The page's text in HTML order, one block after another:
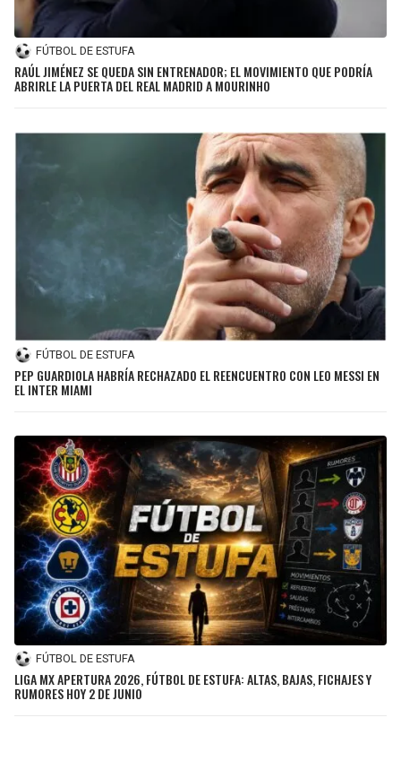
FÚTBOL DE ESTUFA
RAÚL JIMÉNEZ SE QUEDA SIN ENTRENADOR; EL MOVIMIENTO QUE PODRÍA
ABRIRLE LA PUERTA DEL REAL MADRID A MOURINHO
FÚTBOL DE ESTUFA
PEP GUARDIOLA HABRÍA RECHAZADO EL REENCUENTRO CON LEO MESSI EN
EL INTER MIAMI
FÚTBOL DE ESTUFA
LIGA MX APERTURA 2026, FÚTBOL DE ESTUFA: ALTAS, BAJAS, FICHAJES Y
RUMORES HOY 2 DE JUNIO